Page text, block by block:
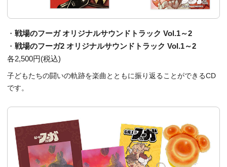
・戦場のフーガ オリジナルサウンドトラック Vol.1～2
・戦場のフーガ2 オリジナルサウンドトラック Vol.1～2
各2,500円(税込)
子どもたちの闘いの軌跡を楽曲とともに振り返ることができるCD
です。